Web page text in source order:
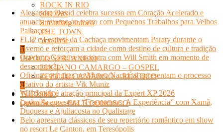
ROCK IN RIO
SHOWS
Streaming Infoco
THE TOWN
YouTube
INFOCO SERTANEJO
LUCIANO CAMARGO – GOSPEL
ZEZÉ DI CAMARGO – RÚSTICO
TURISMO
Quem Somos- FALE CONOSCO
Alexandre David celebra sucesso em Coração Acelerado e
anuncia retorno ao teatro com Pequenos Trabalhos para Velhos
Palhaços
FLIP e Festival da Cachaça movimentam Paraty durante o
inverno e reforçam a cidade como destino de cultura e tradição
Otaviano Costa se encontra com Will Smith em momento de
descontração
Oficinas gratuitas no Museu Nacional apresentam o processo
criativo do artista Vik Muniz
Will Smith é atração principal da Expert XP 2026
Ludmilla apresenta “Fragmentos: A Experiência” com Xamã,
Duquesa e Ajuliacosta no Qualistage
Belo apresenta clássicos de seu repertório romântico em show
no resort Le Canton, em Teresópolis